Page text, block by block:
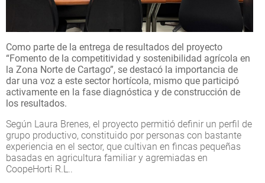
Como parte de la entrega de resultados del proyecto
“Fomento de la competitividad y sostenibilidad agrícola en
la Zona Norte de Cartago”, se destacó la importancia de
dar una voz a este sector hortícola, mismo que participó
activamente en la fase diagnóstica y de construcción de
los resultados.
Según Laura Brenes, el proyecto permitió definir un perfil de
grupo productivo, constituido por personas con bastante
experiencia en el sector, que cultivan en fincas pequeñas
basadas en agricultura familiar y agremiadas en
CoopeHorti R.L..